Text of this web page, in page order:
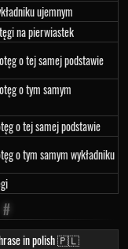
ujemnym
na pierwiastek
o tej samej podstawie
o tym samym
o tej samej podstawie
o tym samym wykładniku
#
in polish 🇵🇱